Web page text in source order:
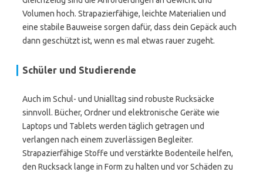
Volumen hoch. Strapazierfähige, leichte Materialien und
eine stabile Bauweise sorgen dafür, dass dein Gepäck auch
dann geschützt ist, wenn es mal etwas rauer zugeht.
Schüler und Studierende
Auch im Schul- und Unialltag sind robuste Rucksäcke
sinnvoll. Bücher, Ordner und elektronische Geräte wie
Laptops und Tablets werden täglich getragen und
verlangen nach einem zuverlässigen Begleiter.
Strapazierfähige Stoffe und verstärkte Bodenteile helfen,
den Rucksack lange in Form zu halten und vor Schäden zu